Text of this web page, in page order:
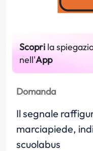
Scopri la
nell'App
Domanda
Il segnale
marciapiede,
scuolabus